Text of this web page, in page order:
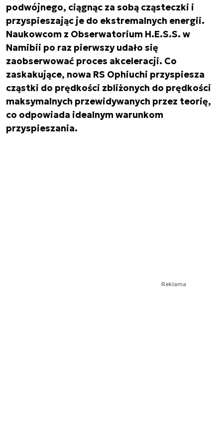
podwójnego, ciągnąc za sobą cząsteczki i
przyspieszając je do ekstremalnych energii.
Naukowcom z Obserwatorium H.E.S.S. w
Namibii po raz pierwszy udało się
zaobserwować proces akceleracji. Co
zaskakujące, nowa RS Ophiuchi przyspiesza
cząstki do prędkości zbliżonych do prędkości
maksymalnych przewidywanych przez teorię,
co odpowiada idealnym warunkom
przyspieszania.
Reklama